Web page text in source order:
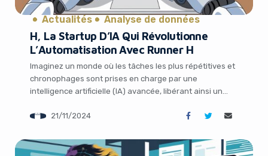
Actualités Analyse de données
H, La Startup D’IA Qui Révolutionne
L’Automatisation Avec Runner H
Imaginez un monde où les tâches les plus répétitives et
chronophages sont prises en charge par une
intelligence artificielle (IA) avancée, libérant ainsi un
ajoutée. C’est précisément la vision de H, une startup
lancer son premier produit […]
21/11/2024